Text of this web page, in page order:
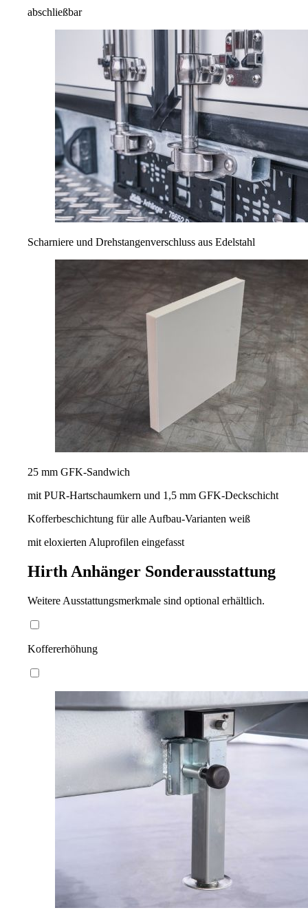
abschließbar
Scharniere und Drehstangenverschluss aus Edelstahl
25 mm GFK-Sandwich
mit PUR-Hartschaumkern und 1,5 mm GFK-Deckschicht
Kofferbeschichtung für alle Aufbau-Varianten weiß
mit eloxierten Aluprofilen eingefasst
Hirth Anhänger Sonderausstattung
Weitere Ausstattungsmerkmale sind optional erhältlich.
Koffererhöhung